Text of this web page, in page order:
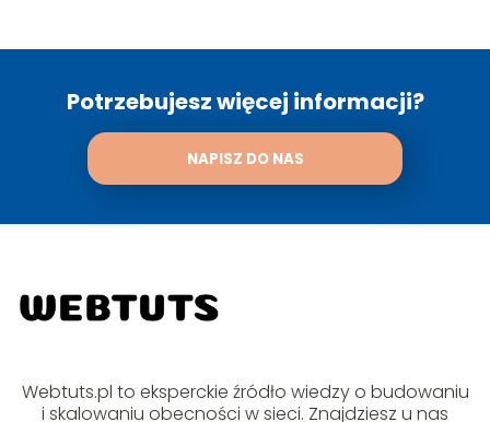
Potrzebujesz więcej informacji?
NAPISZ DO NAS
Webtuts.pl to eksperckie źródło wiedzy o budowaniu
i skalowaniu obecności w sieci. Znajdziesz u nas